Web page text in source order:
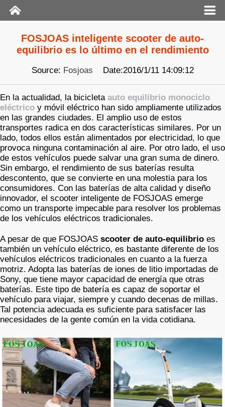
FOSJOAS inteligente scooter de auto-
equilibrio es lo último en el rendimiento
Source: Fosjoas Date:2016/1/11 14:09:12
En la actualidad, la bicicleta auto equilibrio monociclo
eléctrico y móvil eléctrico han sido ampliamente utilizados
en las grandes ciudades. El amplio uso de estos
transportes radica en dos características similares. Por un
lado, todos ellos están alimentados por electricidad, lo que
provoca ninguna contaminación al aire. Por otro lado, el uso
de estos vehículos puede salvar una gran suma de dinero.
Sin embargo, el rendimiento de sus baterías resulta
descontento, que se convierte en una molestia para los
consumidores. Con las baterías de alta calidad y diseño
innovador, el scooter inteligente de FOSJOAS emerge
como un transporte impecable para resolver los problemas
de los vehículos eléctricos tradicionales.
A pesar de que FOSJOAS scooter de auto-equilibrio es
también un vehículo eléctrico, es bastante diferente de los
vehículos eléctricos tradicionales en cuanto a la fuerza
motriz. Adopta las baterías de iones de litio importadas de
Sony, que tiene mayor capacidad de energía que otras
baterías. Este tipo de batería es capaz de soportar el
vehículo para viajar, siempre y cuando decenas de millas.
Tal potencia adecuada es suficiente para satisfacer las
necesidades de la gente común en la vida cotidiana.